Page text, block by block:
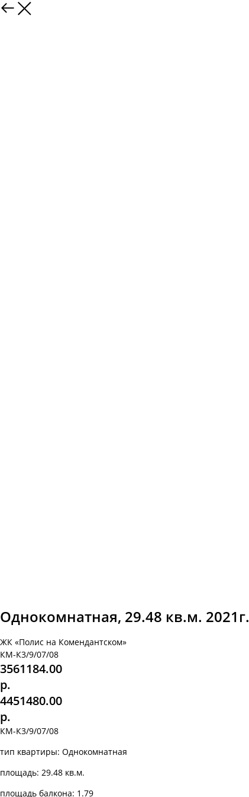
Однокомнатная, 29.48 кв.м. 2021г.
ЖК «Полис на Комендантском»
КМ-К3/9/07/08
3561184.00
р.
4451480.00
р.
КМ-К3/9/07/08
тип квартиры: Однокомнатная
площадь: 29.48 кв.м.
площадь балкона: 1.79